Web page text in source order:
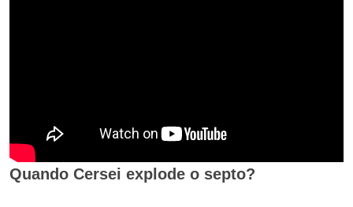
Quando Cersei explode o septo?